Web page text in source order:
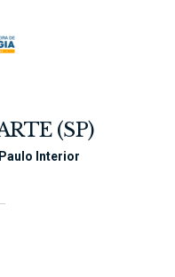
(SP)
Interior